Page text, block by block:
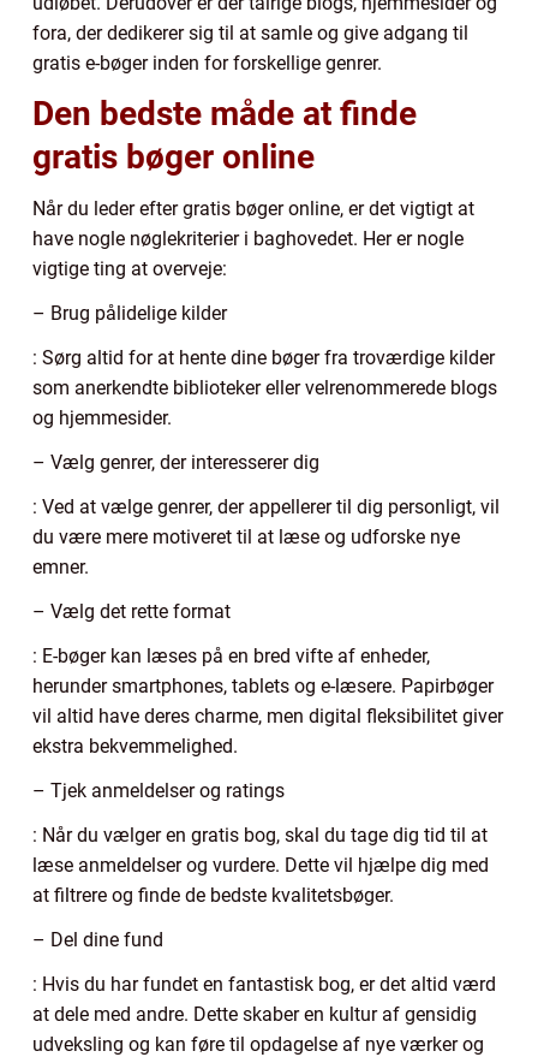
fora, der dedikerer sig til at samle og give adgang til
gratis e-bøger inden for forskellige genrer.
Den bedste måde at finde
gratis bøger online
Når du leder efter gratis bøger online, er det vigtigt at
have nogle nøglekriterier i baghovedet. Her er nogle
vigtige ting at overveje:
– Brug pålidelige kilder
: Sørg altid for at hente dine bøger fra troværdige kilder
som anerkendte biblioteker eller velrenommerede blogs
og hjemmesider.
– Vælg genrer, der interesserer dig
: Ved at vælge genrer, der appellerer til dig personligt, vil
du være mere motiveret til at læse og udforske nye
emner.
– Vælg det rette format
: E-bøger kan læses på en bred vifte af enheder,
herunder smartphones, tablets og e-læsere. Papirbøger
vil altid have deres charme, men digital fleksibilitet giver
ekstra bekvemmelighed.
– Tjek anmeldelser og ratings
: Når du vælger en gratis bog, skal du tage dig tid til at
læse anmeldelser og vurdere. Dette vil hjælpe dig med
at filtrere og finde de bedste kvalitetsbøger.
– Del dine fund
: Hvis du har fundet en fantastisk bog, er det altid værd
at dele med andre. Dette skaber en kultur af gensidig
udveksling og kan føre til opdagelse af nye værker og